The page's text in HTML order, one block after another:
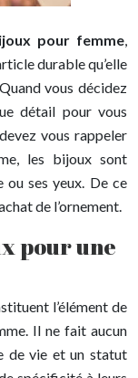
pour femme,
durable qu’elle
vous décidez
détail pour vous
vous rappeler
les bijoux sont
ou ses yeux. De ce
de l’ornement.
pour une
l’élément de
Il ne fait aucun
de vie et un statut